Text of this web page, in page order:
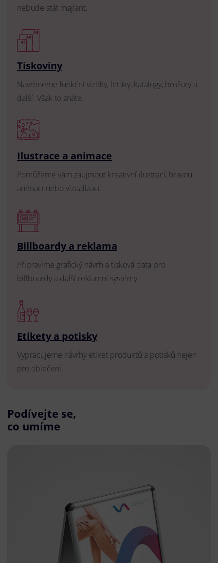
nebude stát majlant.
Tiskoviny
Navrhneme funkční vizitky, letáky, katalogy, brožury a
další. Však to znáte.
Ilustrace a animace
Pomůžeme vám zaujmout kreativní ilustrací, hravou
animací nebo vizualizací.
Billboardy a reklama
Připravíme grafický návrh a tisková data pro
billboardy a další reklamní systémy.
Etikety a potisky
Vypracujeme návrhy etiket produktů a potisků nejen
pro oblečení.
Podívejte se,
co umíme